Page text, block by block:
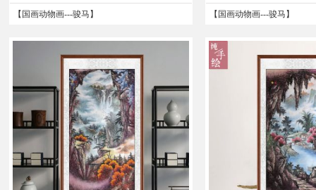
【 国画动物画---骏马 】 【 国画动物画---骏马 】